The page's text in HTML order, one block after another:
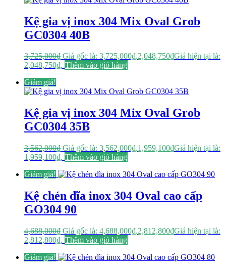
Kệ gia vị inox 304 Mix Oval Grob
GC0304 40B
3,725,000₫ Giá gốc là: 3,725,000₫.2,048,750₫Giá hiện tại là:
2,048,750₫. Thêm vào giỏ hàng
Giảm giá!
Kệ gia vị inox 304 Mix Oval Grob
GC0304 35B
3,562,000₫ Giá gốc là: 3,562,000₫.1,959,100₫Giá hiện tại là:
1,959,100₫. Thêm vào giỏ hàng
Giảm giá!
Kệ chén đĩa inox 304 Oval cao cấp
GO304 90
4,688,000₫ Giá gốc là: 4,688,000₫.2,812,800₫Giá hiện tại là:
2,812,800₫. Thêm vào giỏ hàng
Giảm giá!